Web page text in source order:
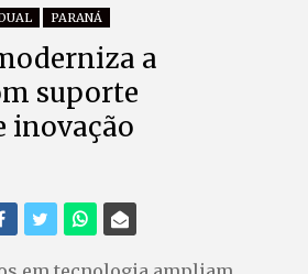
PARANÁ
a
suporte
inovação